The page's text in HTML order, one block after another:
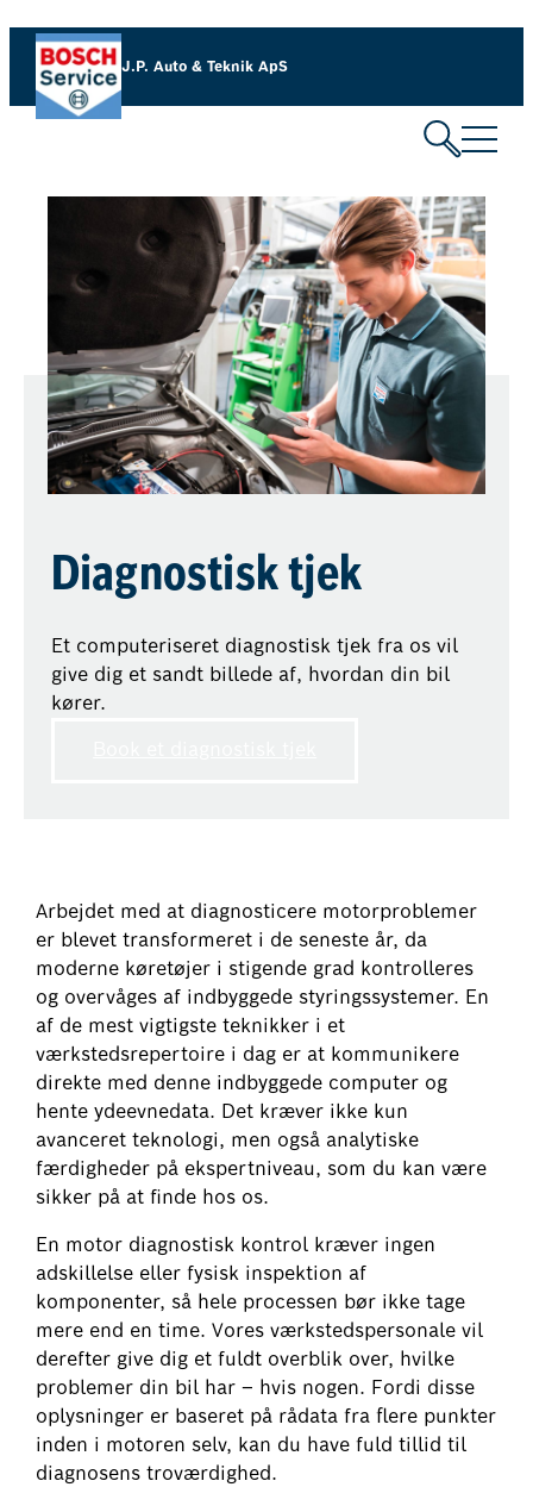
J.P. Auto & Teknik ApS
Diagnostisk tjek
Et computeriseret diagnostisk tjek fra os vil
give dig et sandt billede af, hvordan din bil
kører.
Arbejdet med at diagnosticere motorproblemer
er blevet transformeret i de seneste år, da
moderne køretøjer i stigende grad kontrolleres
og overvåges af indbyggede styringssystemer. En
af de mest vigtigste teknikker i et
værkstedsrepertoire i dag er at kommunikere
direkte med denne indbyggede computer og
hente ydeevnedata. Det kræver ikke kun
avanceret teknologi, men også analytiske
færdigheder på ekspertniveau, som du kan være
sikker på at finde hos os.
En motor diagnostisk kontrol kræver ingen
adskillelse eller fysisk inspektion af
komponenter, så hele processen bør ikke tage
mere end en time. Vores værkstedspersonale vil
derefter give dig et fuldt overblik over, hvilke
problemer din bil har – hvis nogen. Fordi disse
oplysninger er baseret på rådata fra flere punkter
inden i motoren selv, kan du have fuld tillid til
diagnosens troværdighed.